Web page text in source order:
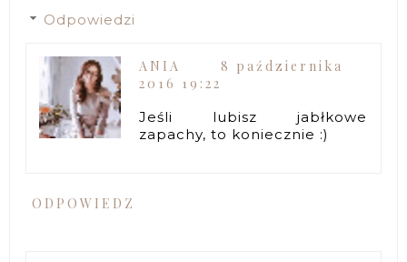
Odpowiedzi
ANIA
8 października
2016 19:22
Jeśli lubisz jabłkowe
zapachy, to koniecznie :)
ODPOWIEDZ